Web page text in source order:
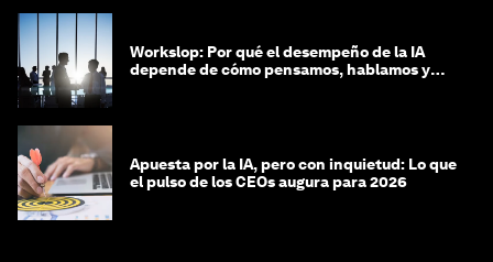
Workslop: Por qué el desempeño de la IA
depende de cómo pensamos, hablamos y
Apuesta por la IA, pero con inquietud: Lo que
el pulso de los CEOs augura para 2026